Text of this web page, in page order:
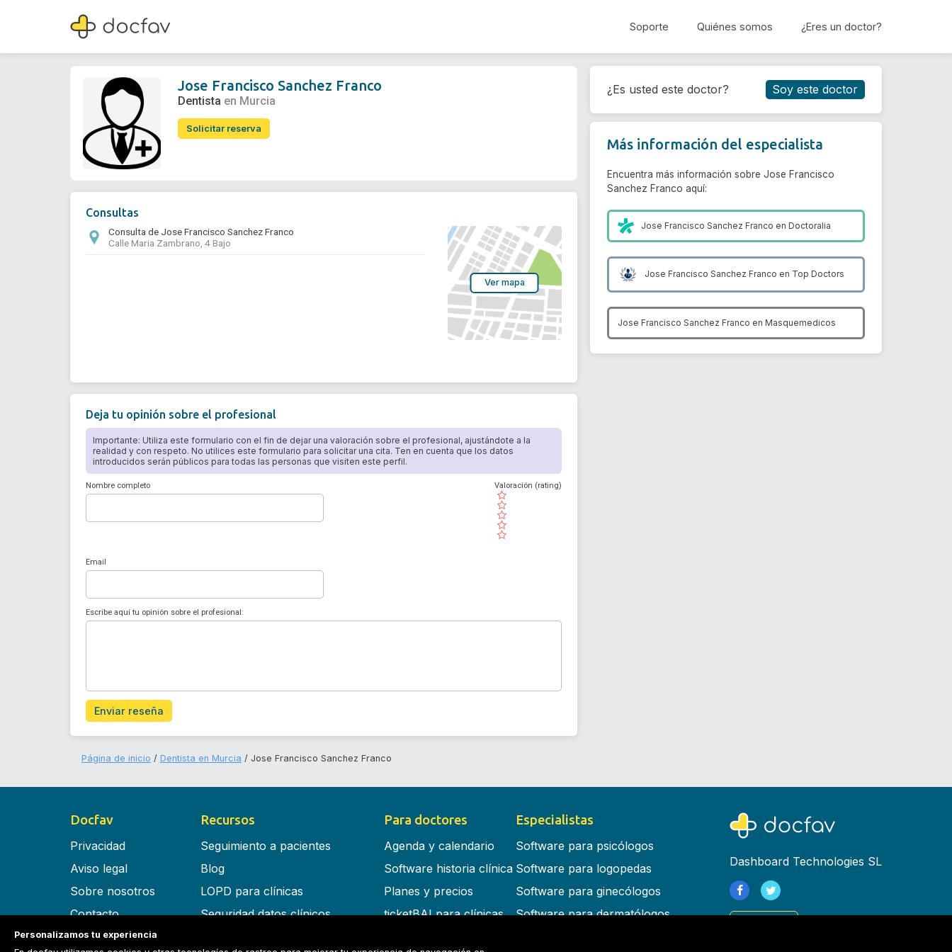
Soporte Quiénes somos ¿Eres un doctor?
Jose Francisco Sanchez Franco
Dentista
Reservar cita
Jose Francisco Sanchez Franco
Dentista en Murcia
Solicitar reserva
Consultas
Consulta de Jose Francisco Sanchez Franco
Calle Maria Zambrano, 4 Bajo
Ver mapa
Deja tu opinión sobre el profesional
Importante: Utiliza este formulario con el fin de dejar una valoración sobre el profesional, ajustándote a la
realidad y con respeto. No utilices este formulario para solicitar una cita. Ten en cuenta que los datos
introducidos serán públicos para todas las personas que visiten este perfil.
Nombre completo
( )
( )
( )
( )
( )
Valoración (rating)
Email
Escribe aquí tu opinión sobre el profesional:
Enviar reseña
¿Es usted este doctor? Soy este doctor
Más información del especialista
Encuentra más información sobre Jose Francisco
Sanchez Franco aquí:
Jose Francisco Sanchez Franco enDoctoralia
Jose Francisco Sanchez Franco en Top Doctors
Jose Francisco Sanchez Franco en Masquemedicos
Página de inicio Dentista en Murcia Jose Francisco Sanchez Franco
Docfav
Privacidad
Aviso legal
Sobre nosotros
Contacto
Términos y condiciones
Recursos
Seguimiento a pacientes
Blog
LOPD para clínicas
Seguridad datos clínicos
Para doctores
Agenda y calendario
Software historia clínica
Planes y precios
ticketBAI para clínicas
Especialistas
Software para psicólogos
Software para logopedas
Software para ginecólogos
Software para dermatólogos
Dashboard Technologies SL
Personalizamos tu experiencia